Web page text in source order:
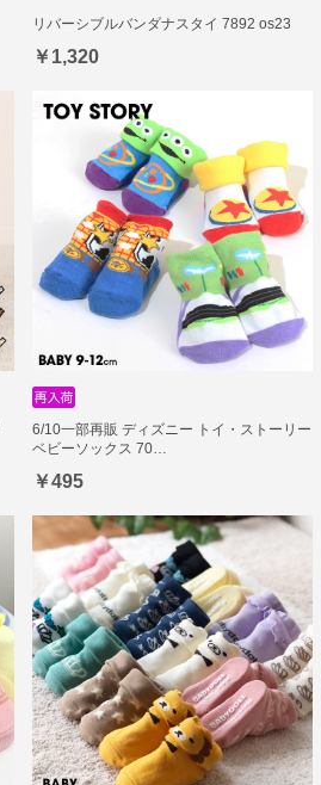
リバーシブルバンダナスタイ 7892 os23
￥1,320
6/10一部再販 ディズニー トイ・ストーリー
ベビーソックス 70…
￥495